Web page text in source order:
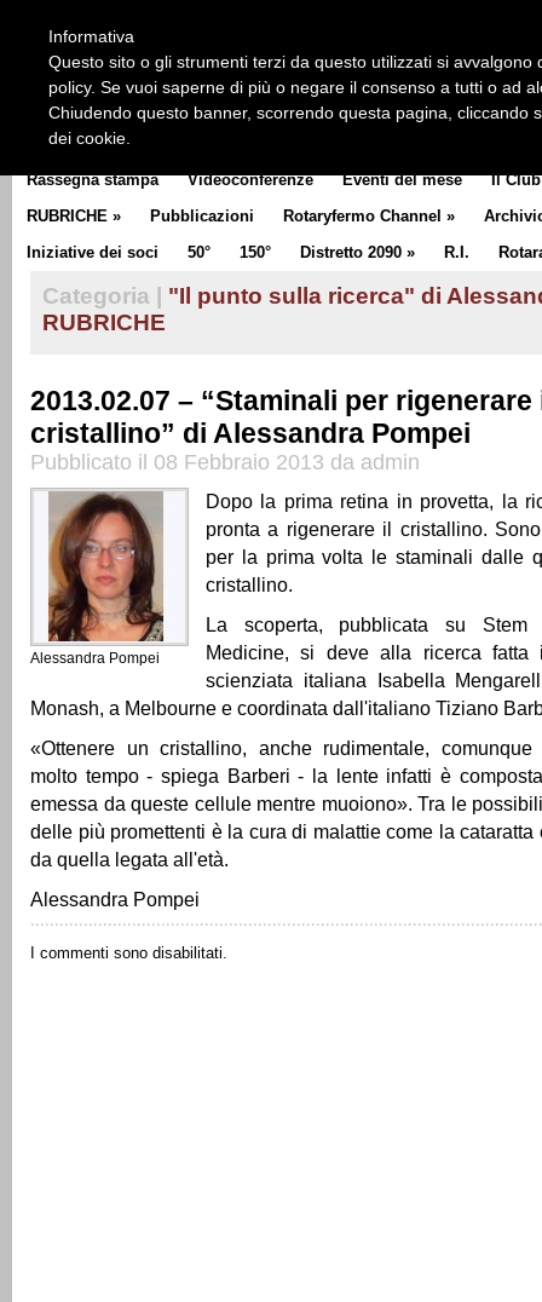
CLUB COMMUNICATOR
Rassegna stampa Videoconferenze Eventi del mese Il Club
RUBRICHE » Pubblicazioni Rotaryfermo Channel »
Iniziative dei soci
50° 150° Distretto 2090 » R.I.
Categoria |
"Il punto sulla ricerca" di
RUBRICHE
2013.02.07 – “Staminali per rigenerare
cristallino” di Alessandra Pompei
Pubblicato il 08 Febbraio 2013 da admin
Alessandra Pompei
Dopo la prima retina in provetta, la
pronta a rigenerare il cristallino.
per la prima volta le staminali dalle
cristallino.
La scoperta, pubblicata su Stem
Medicine, si deve alla ricerca fatta
scienziata italiana Isabella
Monash, a Melbourne e coordinata dall'italiano Tiziano
«Ottenere un cristallino, anche rudimentale, comunque
molto tempo - spiega Barberi - la lente infatti è
emessa da queste cellule mentre muoiono». Tra le
delle più promettenti è la cura di malattie come la cataratta
da quella legata all'età.
Alessandra Pompei
I commenti sono disabilitati.
Informativa
Questo sito o gli strumenti terzi da questo utilizzati si
policy. Se vuoi saperne di più o negare il consenso a tutti o ad
Chiudendo questo banner, scorrendo questa pagina, cliccando
dei cookie.